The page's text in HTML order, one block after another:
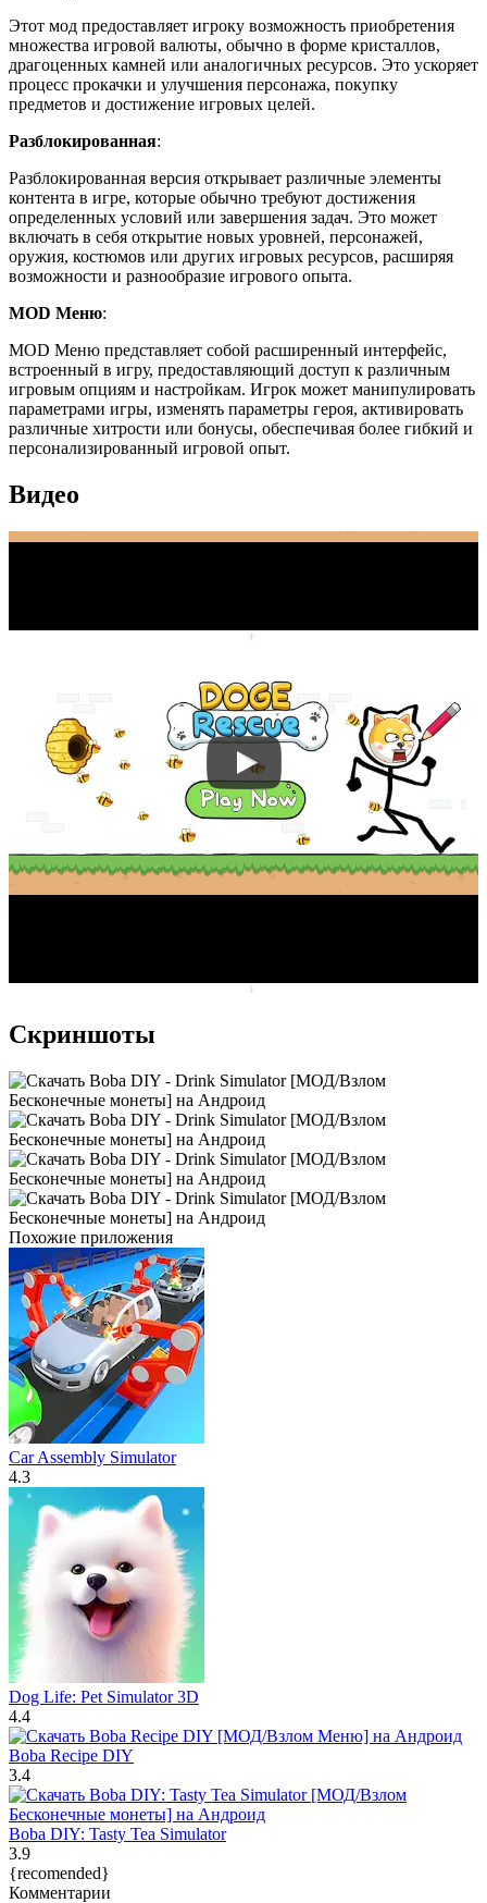
Этот мод предоставляет игроку возможность приобретения
множества игровой валюты, обычно в форме кристаллов,
драгоценных камней или аналогичных ресурсов. Это ускоряет
процесс прокачки и улучшения персонажа, покупку
предметов и достижение игровых целей.
Разблокированная:
Разблокированная версия открывает различные элементы
контента в игре, которые обычно требуют достижения
определенных условий или завершения задач. Это может
включать в себя открытие новых уровней, персонажей,
оружия, костюмов или других игровых ресурсов, расширяя
возможности и разнообразие игрового опыта.
MOD Меню:
MOD Меню представляет собой расширенный интерфейс,
встроенный в игру, предоставляющий доступ к различным
игровым опциям и настройкам. Игрок может манипулировать
параметрами игры, изменять параметры героя, активировать
различные хитрости или бонусы, обеспечивая более гибкий и
персонализированный игровой опыт.
Видео
Скриншоты
Похожие приложения
Car Assembly Simulator
4.3
Dog Life: Pet Simulator 3D
4.4
Boba Recipe DIY
3.4
Boba DIY: Tasty Tea Simulator
3.9
{recomended}
Комментарии